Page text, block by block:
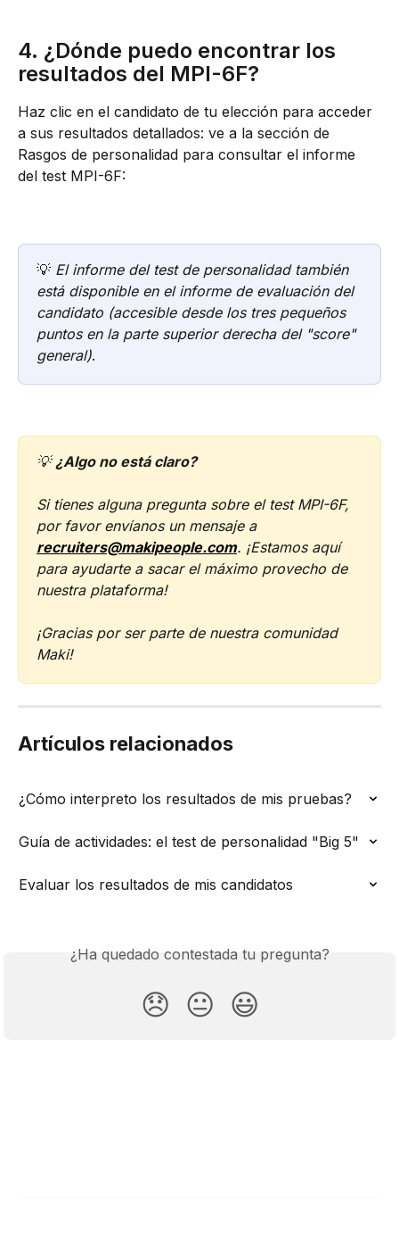
4. ¿Dónde puedo encontrar los
resultados del MPI-6F?
Haz clic en el candidato de tu elección para acceder
a sus resultados detallados: ve a la sección de
Rasgos de personalidad para consultar el informe
del test MPI-6F:
💡 El informe del test de personalidad también
está disponible en el informe de evaluación del
candidato (accesible desde los tres pequeños
puntos en la parte superior derecha del "score"
general).
💡 ¿Algo no está claro?
Si tienes alguna pregunta sobre el test MPI-6F,
por favor envíanos un mensaje a
recruiters@makipeople.com. ¡Estamos aquí
para ayudarte a sacar el máximo provecho de
nuestra plataforma!
¡Gracias por ser parte de nuestra comunidad
Maki!
Artículos relacionados
¿Cómo interpreto los resultados de mis pruebas?
Guía de actividades: el test de personalidad "Big 5"
Evaluar los resultados de mis candidatos
¿Ha quedado contestada tu pregunta?
😞 😐 😃